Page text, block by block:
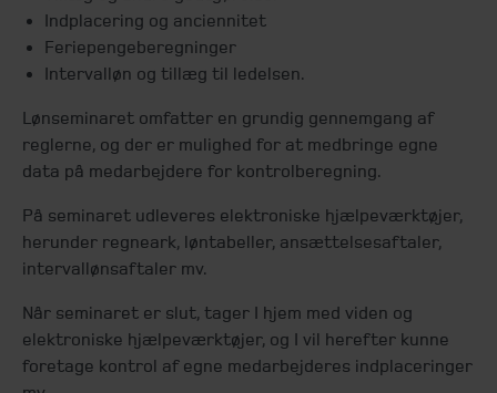
Indplacering og anciennitet
Feriepengeberegninger
Intervalløn og tillæg til ledelsen.
Lønseminaret omfatter en grundig gennemgang af
reglerne, og der er mulighed for at medbringe egne
data på medarbejdere for kontrolberegning.
På seminaret udleveres elektroniske hjælpeværktøjer,
herunder regneark, løntabeller, ansættelsesaftaler,
intervallønsaftaler mv.
Når seminaret er slut, tager I hjem med viden og
elektroniske hjælpeværktøjer, og I vil herefter kunne
foretage kontrol af egne medarbejderes indplaceringer